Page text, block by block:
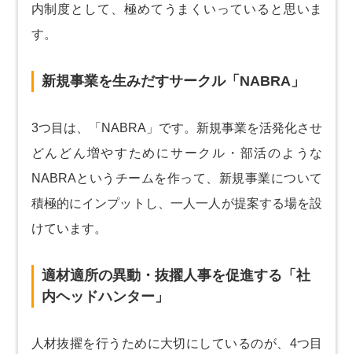
内制度として、極めてうまくいっていると思いま
す。
新規事業を生みだすサークル「NABRA」
3つ目は、「NABRA」です。新規事業を活発化させ
どんどん増やすためにサークル・部活のような
NABRAというチームを作って、新規事業について
積極的にインプットし、一人一人が提案する場を設
けています。
適材適所の異動・抜擢人事を促進する「社
内ヘッドハンター」
人材抜擢を行うために大切にしているのが、4つ目